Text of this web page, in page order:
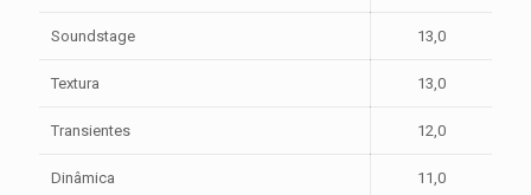
Soundstage 13,0
Textura 13,0
Transientes 12,0
Dinâmica 11,0